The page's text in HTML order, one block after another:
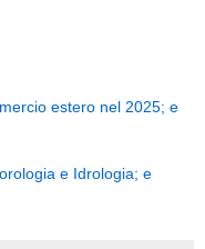
estero nel 2025; e
e Idrologia; e